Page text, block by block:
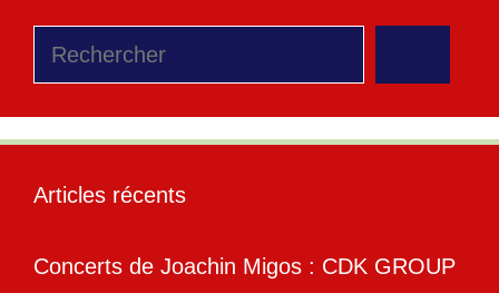
Rechercher
Articles récents
Concerts de Joachin Migos : CDK GROUP